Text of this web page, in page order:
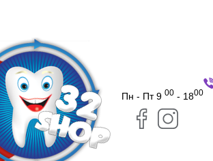
Пн - Пт 9 00 - 1800